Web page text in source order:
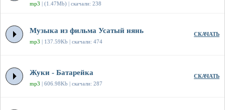
mp3 | (1.47Mb) | скачали: 238
Музыка из фильма Усатый нянь
mp3 | 137.59Kb | скачали: 474
СКАЧАТЬ
Жуки - Батарейка
mp3 | 606.98Kb | скачали: 287
СКАЧАТЬ